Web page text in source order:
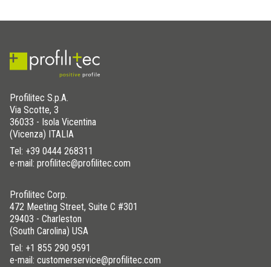
Profilitec S.p.A.
Via Scotte, 3
36033 - Isola Vicentina
(Vicenza) ITALIA
Tel: +39 0444 268311
e-mail: profilitec@profilitec.com
Profilitec Corp.
472 Meeting Street, Suite C #301
29403 - Charleston
(South Carolina) USA
Tel: +1 855 290 9591
e-mail: customerservice@profilitec.com